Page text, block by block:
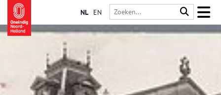
NL EN